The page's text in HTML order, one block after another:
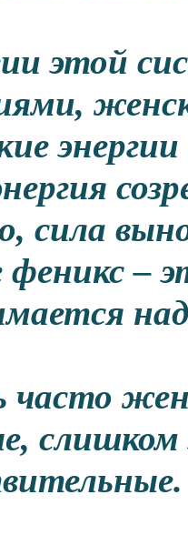
этой
энергии
сила
–
часто